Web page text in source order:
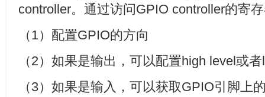
controller。通过访问GPIO controller的寄
（1）配置GPIO的方向
（2）如果是输出，可以配置high level或
（3）如果是输入，可以获取GPIO引脚上